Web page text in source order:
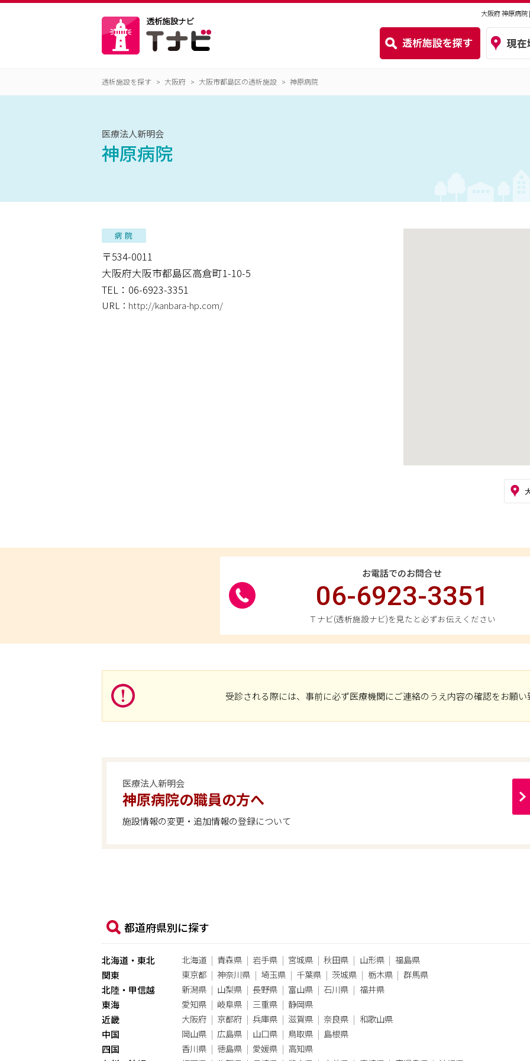
大阪府 神原病
透析施設を探す 大阪府 大阪市都島区の透析施設 神原病院
医療法人新明会
神原病院
〒534-0011
大阪府大阪市都島区高倉町1-10-5
TEL：06-6923-3351
URL： http://kanbara-hp.com/
お電話でのお問合せ
06-6923-3351
Ｔナビ(透析施設ナビ)を見たと必ずお伝えください
受診される際には、事前に必ず医療機関にご連絡のうえ内容の確認をお願い
医療法人新明会
神原病院の職員の方へ
施設情報の変更・追加情報の登録について
都道府県別に探す
北海道・東北 北海道 青森県 岩手県 宮城県 秋田県 山形県
福島県
関東
東京都 神奈川県 埼玉県 千葉県 茨城県 栃木県
群馬県
北陸・甲信越
新潟県 山梨県 長野県 富山県 石川県
福井県
東海
愛知県 岐阜県 三重県
静岡県
近畿
大阪府 京都府 兵庫県 滋賀県 奈良県
和歌山県
中国
岡山県 広島県 山口県 鳥取県
島根県
四国
香川県 徳島県 愛媛県
高知県